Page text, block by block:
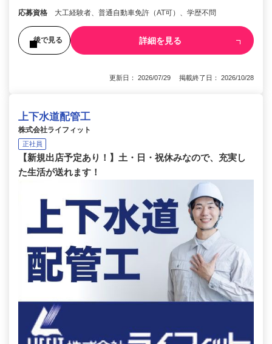
応募資格 大工経験者、普通自動車免許（AT可）、学歴不問
後で見る 詳細を見る
更新日： 2026/07/29 掲載終了日： 2026/10/28
上下水道配管工
株式会社ライフィット
正社員
【新規出店予定あり！】土・日・祝休みなので、充実し
た生活が送れます！